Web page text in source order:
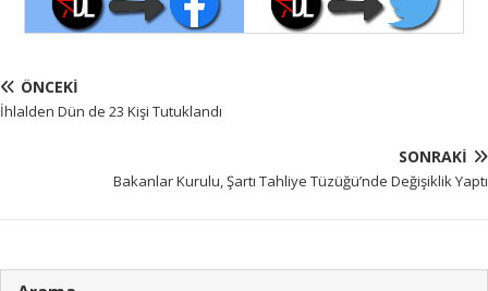
ÖNCEKI
İhlalden Dün de 23 Kişi Tutuklandı
SONRAKI
Bakanlar Kurulu, Şartı Tahliye Tüzüğü’nde Değişiklik Yaptı